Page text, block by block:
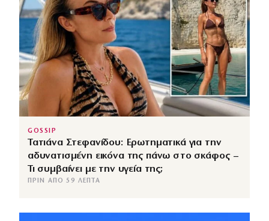
GOSSIP
Τατιάνα Στεφανίδου: Ερωτηματικά για την
αδυνατισμένη εικόνα της πάνω στο σκάφος –
Τι συμβαίνει με την υγεία της;
ΠΡΙΝ ΑΠΌ 59 ΛΕΠΤΆ